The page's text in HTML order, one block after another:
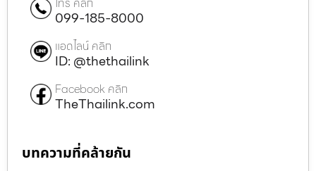
099-185-8000
แอดไลน์ คลิก
ID: @thethailink
Facebook คลิก
TheThailink.com
บทความที่คล้ายกัน